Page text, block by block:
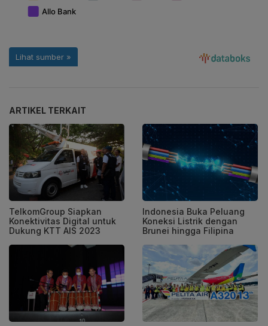
ARTIKEL TERKAIT
TelkomGroup Siapkan
Konektivitas Digital untuk
Dukung KTT AIS 2023
Indonesia Buka Peluang
Koneksi Listrik dengan
Brunei hingga Filipina